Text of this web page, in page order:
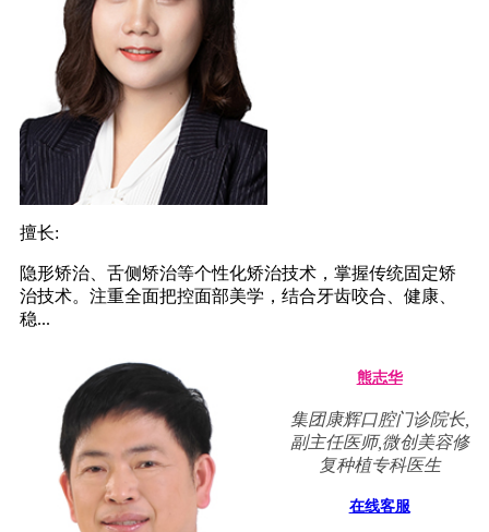
擅长:
隐形矫治、舌侧矫治等个性化矫治技术，掌握传统固定矫
治技术。注重全面把控面部美学，结合牙齿咬合、健康、
稳...
熊志华
集团康辉口腔门诊院长,
副主任医师,微创美容修
复种植专科医生
在线客服